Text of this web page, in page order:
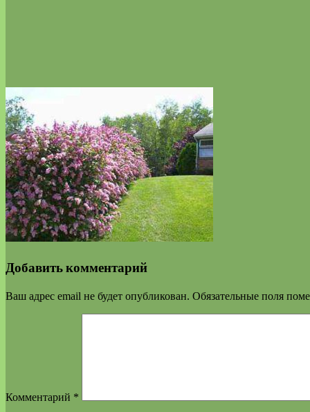
Добавить комментарий
Ваш адрес email не будет опубликован. Обязательные поля
Комментарий *